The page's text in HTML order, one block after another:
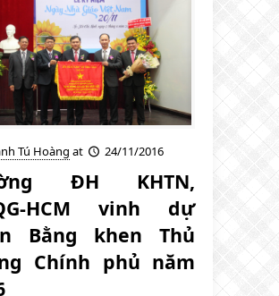
Tú Hoàng at 24/11/2016
ĐH KHTN,
HCM vinh dự
Bằng khen Thủ
Chính phủ năm